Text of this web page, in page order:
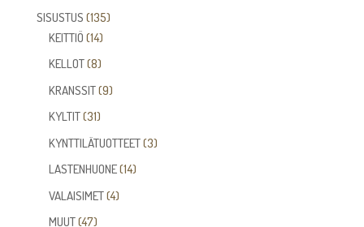
tuotetta
SISUSTUS 135135
KEITTIÖ 1414
tuotetta
KELLOT 88
tuotetta
KRANSSIT 99
KYLTIT 3131
tuotetta
KYNTTILÄTUOTTEET 33
LASTENHUONE 1414
VALAISIMET 44
MUUT 4747